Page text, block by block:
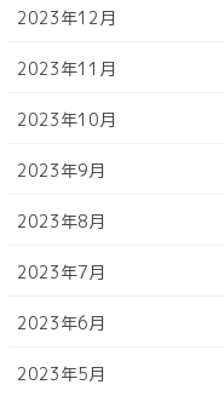
2023年12月
2023年11月
2023年10月
2023年9月
2023年8月
2023年7月
2023年6月
2023年5月